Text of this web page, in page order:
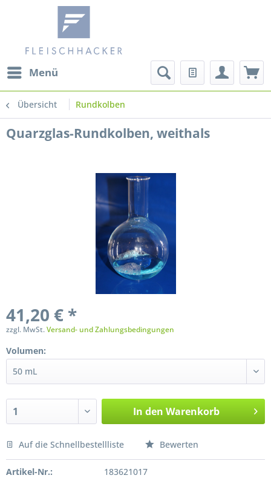
Menü
Übersicht Rundkolben
Quarzglas-Rundkolben, weithals
41,20 € *
zzgl. MwSt.Versand- und Zahlungsbedingungen
Volumen:
In den Warenkorb
Preis anfragen
Auf die Schnellbestellliste Bewerten
Artikel-Nr.: 183621017